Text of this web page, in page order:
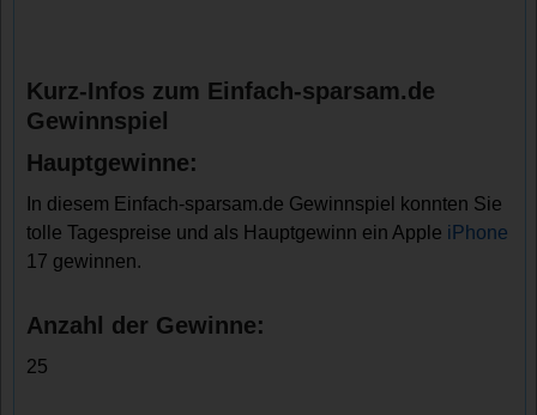
Kurz-Infos zum Einfach-sparsam.de
Gewinnspiel
Hauptgewinne:
In diesem Einfach-sparsam.de Gewinnspiel konnten Sie
tolle Tagespreise und als Hauptgewinn ein Apple iPhone
17 gewinnen.
Anzahl der Gewinne:
25